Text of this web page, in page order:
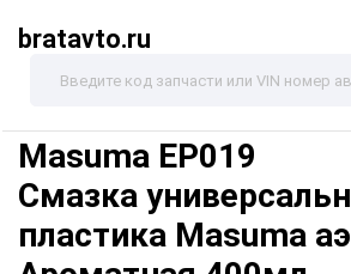
bratavto.ru
Masuma EP019
Смазка
пластика Masuma